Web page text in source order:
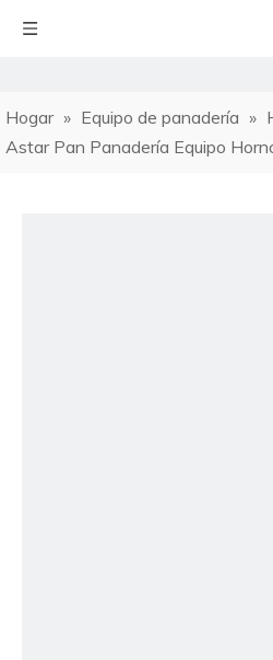
Hogar » Equipo de panadería »
Astar Pan Panadería Equipo